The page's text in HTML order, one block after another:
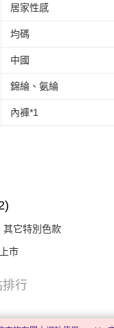
居家性感
均碼
中國
錦綸、氨綸
內褲*1
其它特別色款
市
排行